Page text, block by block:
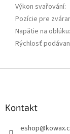
Výkon svařování:
Pozície pre
Napätie na oblúku:
Rýchlosť
Kontakt
eshop@